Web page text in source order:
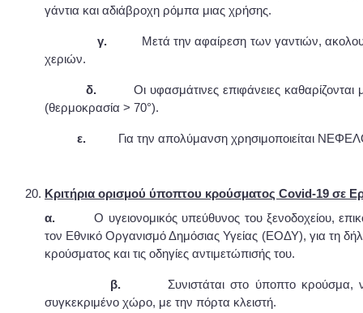
γάντια και αδιάβροχη ρόμπα μιας χρήσης.
γ. Μετά την αφαίρεση των γαντιών,
χεριών.
δ. Οι υφασμάτινες επιφάνειες
(θερμοκρασία > 70°).
ε. Για την απολύμανση χρησιμοποιείται
Κριτήρια ορισμού ύποπτου κρούσματος Covid-19 σε
α. Ο υγειονομικός υπεύθυνος του ξενοδοχείου,
τον Εθνικό Οργανισμό Δημόσιας Υγείας (ΕΟΔΥ), για τη
κρούσματος και τις οδηγίες αντιμετώπισής του.
β. Συνιστάται στο ύποπτο κρούσμα,
συγκεκριμένο χώρο, με την πόρτα κλειστή.